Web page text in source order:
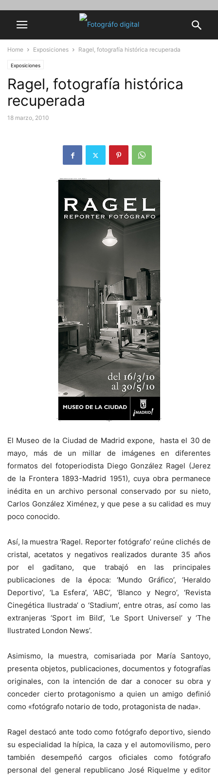
Home Exposiciones Ragel, fotografía histórica recuperada
Exposiciones
Ragel, fotografía histórica
recuperada
18 marzo, 2010
El Museo de la Ciudad de Madrid expone, hasta el 30 de
mayo, más de un millar de imágenes en diferentes
formatos del fotoperiodista Diego González Ragel (Jerez
de la Frontera 1893-Madrid 1951), cuya obra permanece
inédita en un archivo personal conservado por su nieto,
Carlos González Ximénez, y que pese a su calidad es muy
poco conocido.
Así, la muestra ‘Ragel. Reporter fotógrafo’ reúne clichés de
cristal, acetatos y negativos realizados durante 35 años
por el gaditano, que trabajó en las principales
publicaciones de la época: ‘Mundo Gráfico’, ‘Heraldo
Deportivo’, ‘La Esfera’, ‘ABC’, ‘Blanco y Negro’, ‘Revista
Cinegética Ilustrada’ o ‘Stadium’, entre otras, así como las
extranjeras ‘Sport im Bild’, ‘Le Sport Universel’ y ‘The
Ilustrated London News’.
Asimismo, la muestra, comisariada por María Santoyo,
presenta objetos, publicaciones, documentos y fotografías
originales, con la intención de dar a conocer su obra y
conceder cierto protagonismo a quien un amigo definió
como «fotógrafo notario de todo, protagonista de nada».
Ragel destacó ante todo como fotógrafo deportivo, siendo
su especialidad la hípica, la caza y el automovilismo, pero
también desempeñó cargos oficiales como fotógrafo
personal del general republicano José Riquelme y editor